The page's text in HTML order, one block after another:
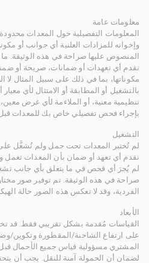
معلومات عامة
المعلومات التفصيلية حول المعدات
وإخوانه للمزادات العلنية أي جوانب أو
المنصوص عليها صراحة في هذه الوثيقة.
نقدم أي تعهدات أو ضمانات، صريحة أو
مكوناتها، بما في ذلك على سبيل المثال
بالتشغيل أو المطابقة أو الامتثال لأي
تنظيمية معنية، أو الملاءمة لأي غرض
بإجراء فحص تفصيلي خاص بك للمعدات قبل
التشغيل
لم تُختبر المعدات تحت حمل ولم تُشغَّل
نقدم أي تعهد أو ضمان بأن المعدات
لم يُجرَ أي فحص في ما يتعلق بأي جانب
صراحة في هذه الوثيقة. تم توفير صور
الفردية، وقد لا تعكس هذه الصور حالة
الأبعاد
القياسات مُقدمة بشكل تقريبي فقط. قد
على ارتفاع الشاحنة/المقطورة وتكوين/
المشتري مسؤولية قياس جميع الأحمال
لضمان أن الحمولة آمنة للنقل. يجب أن